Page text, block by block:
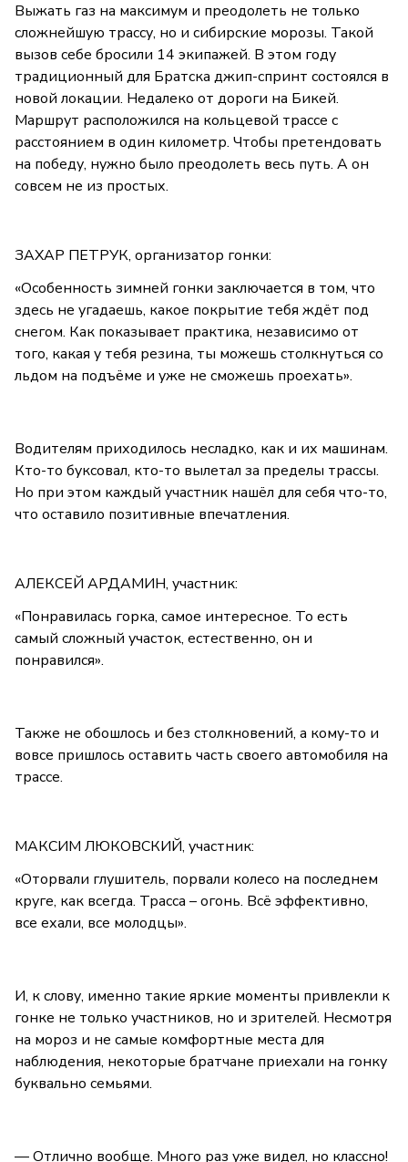
Выжать газ на максимум и преодолеть не только
сложнейшую трассу, но и сибирские морозы. Такой
вызов себе бросили 14 экипажей. В этом году
традиционный для Братска джип-спринт состоялся в
новой локации. Недалеко от дороги на Бикей.
Маршрут расположился на кольцевой трассе с
расстоянием в один километр. Чтобы претендовать
на победу, нужно было преодолеть весь путь. А он
совсем не из простых.
ЗАХАР ПЕТРУК, организатор гонки:
«Особенность зимней гонки заключается в том, что
здесь не угадаешь, какое покрытие тебя ждёт под
снегом. Как показывает практика, независимо от
того, какая у тебя резина, ты можешь столкнуться со
льдом на подъёме и уже не сможешь проехать».
Водителям приходилось несладко, как и их машинам.
Кто-то буксовал, кто-то вылетал за пределы трассы.
Но при этом каждый участник нашёл для себя что-то,
что оставило позитивные впечатления.
АЛЕКСЕЙ АРДАМИН, участник:
«Понравилась горка, самое интересное. То есть
самый сложный участок, естественно, он и
понравился».
Также не обошлось и без столкновений, а кому-то и
вовсе пришлось оставить часть своего автомобиля на
трассе.
МАКСИМ ЛЮКОВСКИЙ, участник:
«Оторвали глушитель, порвали колесо на последнем
круге, как всегда. Трасса – огонь. Всё эффективно,
все ехали, все молодцы».
И, к слову, именно такие яркие моменты привлекли к
гонке не только участников, но и зрителей. Несмотря
на мороз и не самые комфортные места для
наблюдения, некоторые братчане приехали на гонку
буквально семьями.
— Отлично вообще. Много раз уже видел, но классно!